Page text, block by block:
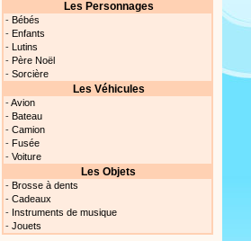
Les Personnages
- Bébés
- Enfants
- Lutins
- Père Noël
- Sorcière
Les Véhicules
-Avion
- Bateau
- Camion
- Fusée
- Voiture
Les Objets
- Brosse à dents
- Cadeaux
- Instruments de musique
- Jouets